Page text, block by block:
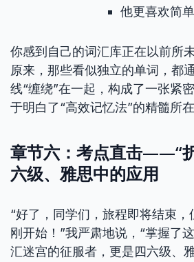
他更喜欢简
你感到自己的词汇库正在以前所
原来，那些看似独立的单词，都
线“缠绕”在一起，构成了一张紧
于明白了“高效记忆法”的精髓所在
章节六：考点直击——“
六级、雅思中的应用
“好了，同学们，旅程即将结束，
刚开始！”我严肃地说，“掌握了
汇迷宫的征服者，更是四六级、